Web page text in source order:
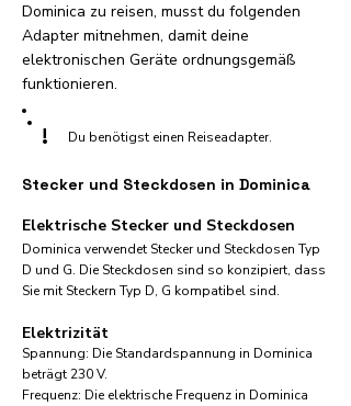
Dominica zu reisen, musst du folgenden
Adapter mitnehmen, damit deine
elektronischen Geräte ordnungsgemäß
funktionieren.
! Du benötigst einen Reiseadapter.
Stecker und Steckdosen in Dominica
Elektrische Stecker und Steckdosen
Dominica verwendet Stecker und Steckdosen Typ
D und G. Die Steckdosen sind so konzipiert, dass
Sie mit Steckern Typ D, G kompatibel sind.
Elektrizität
Spannung: Die Standardspannung in Dominica
beträgt 230 V.
Frequenz: Die elektrische Frequenz in Dominica